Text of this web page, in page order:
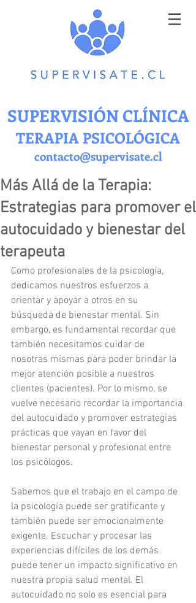
SUPERVISIÓN CLÍNICA
TERAPIA PSICOLÓGICA
contacto@supervisate.cl
Más Allá de la Terapia:
Estrategias para promover el
autocuidado y bienestar del
terapeuta
Como profesionales de la psicología,
dedicamos nuestros esfuerzos a
orientar y apoyar a otros en su
búsqueda de bienestar mental. Sin
embargo, es fundamental recordar que
también necesitamos cuidar de
nosotras mismas para poder brindar la
mejor atención posible a nuestros
clientes (pacientes). Por lo mismo, se
vuelve necesario recordar la importancia
del autocuidado y promover estrategias
prácticas que vayan en favor del
bienestar personal y profesional entre
los psicólogos.
Sabemos que el trabajo en el campo de
la psicología puede ser gratificante y
también puede ser emocionalmente
exigente. Escuchar y procesar las
experiencias difíciles de los demás
puede tener un impacto significativo en
nuestra propia salud mental. El
autocuidado no solo es esencial para